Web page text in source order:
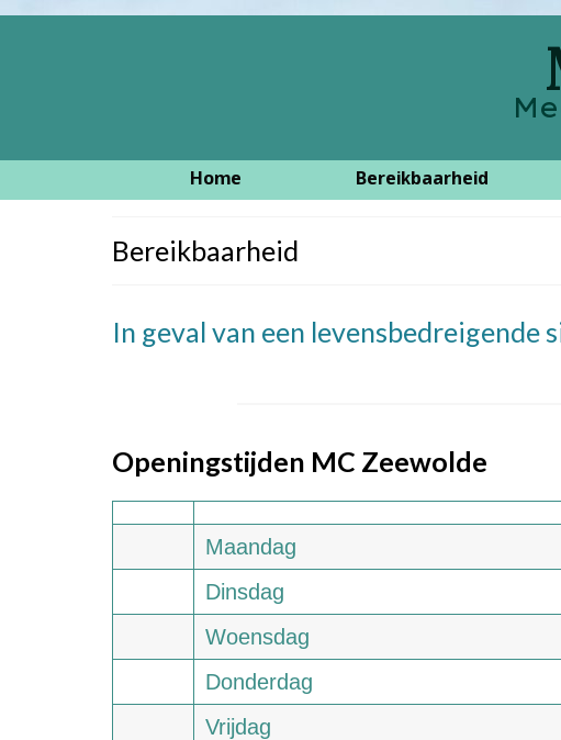
Home Bereikbaarheid
Bereikbaarheid
In geval van een levensbedreigende
Openingstijden MC Zeewolde
Maandag
Dinsdag
Woensdag
Donderdag
Vrijdag